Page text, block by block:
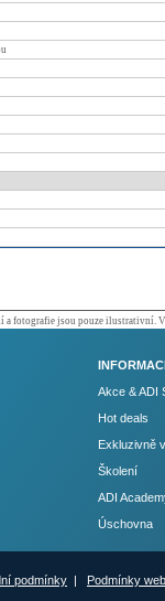
a fotografie jsou pouze ilustrativní.
Akce & ADI
Hot deals
Exkluzivně
Školení
ADI
Úschovna
podmínky | Podmínky